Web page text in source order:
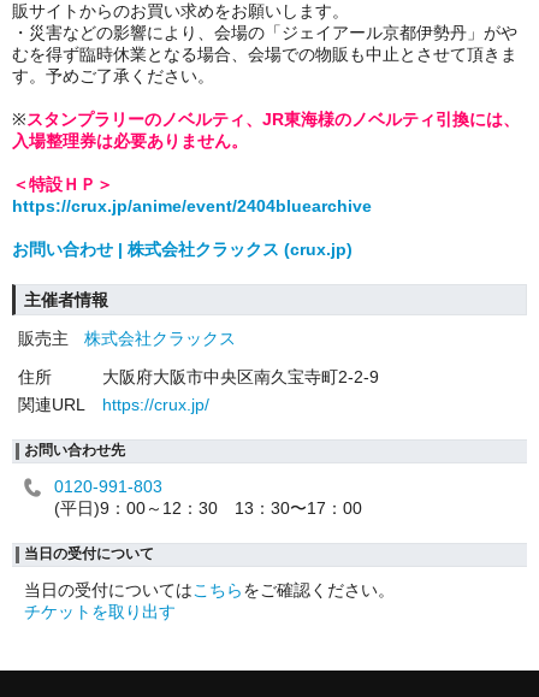
販サイトからのお買い求めをお願いします。
・災害などの影響により、会場の「ジェイアール京都伊勢丹」がや
むを得ず臨時休業となる場合、会場での物販も中止とさせて頂きま
す。予めご了承ください。
※スタンプラリーのノベルティ、JR東海様のノベルティ引換には、
入場整理券は必要ありません。
＜特設ＨＰ＞
https://crux.jp/anime/event/2404bluearchive
お問い合わせ | 株式会社クラックス (crux.jp)
主催者情報
販売主
株式会社クラックス
住所
大阪府大阪市中央区南久宝寺町2-2-9
関連URL
https://crux.jp/
お問い合わせ先
0120-991-803
(平日)9：00～12：30 13：30〜17：00
当日の受付について
当日の受付についてはこちらをご確認ください。
チケットを取り出す